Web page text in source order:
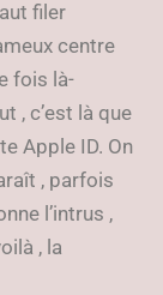
filer
centre
fois là-
, c’est là que
Apple ID. On
, parfois
l’intrus ,
, la